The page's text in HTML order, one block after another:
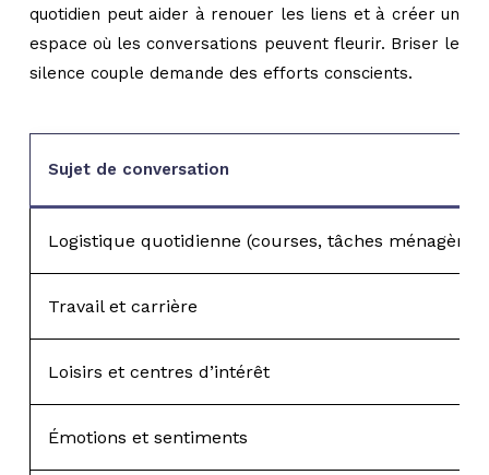
quotidien peut aider à renouer les liens et à créer un
espace où les conversations peuvent fleurir. Briser le
silence couple demande des efforts conscients.
Sujet de conversation
Logistique quotidienne (courses, tâches ménagères)
Travail et carrière
Loisirs et centres d’intérêt
Émotions et sentiments